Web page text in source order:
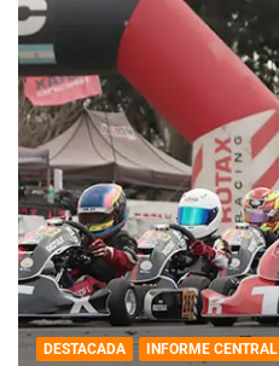
DESTACADA INFORME CENTRAL